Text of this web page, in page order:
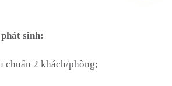
sinh:
chuẩn 2 khách/phòng;